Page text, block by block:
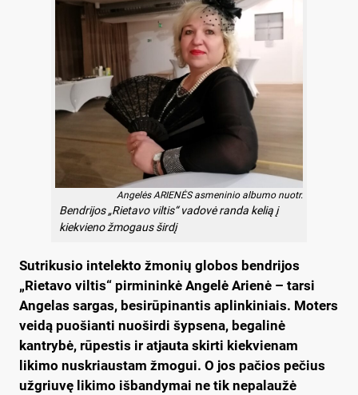
Angelės ARIENĖS asmeninio albumo nuotr.
Bendrijos „Rietavo viltis“ vadovė randa kelią į
kiekvieno žmogaus širdį
Sutrikusio intelekto žmonių globos bendrijos
„Rietavo viltis“ pirmininkė Angelė Arienė – tarsi
Angelas sargas, besirūpinantis aplinkiniais. Moters
veidą puošianti nuoširdi šypsena, begalinė
kantrybė, rūpestis ir atjauta skirti kiekvienam
likimo nuskriaustam žmogui. O jos pačios pečius
užgriuvę likimo išbandymai ne tik nepalaužė